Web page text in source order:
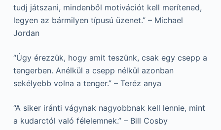
tudj játszani, mindenből motivációt kell merítened,
legyen az bármilyen típusú üzenet.” – Michael
Jordan
“Úgy érezzük, hogy amit teszünk, csak egy csepp a
tengerben. Anélkül a csepp nélkül azonban
sekélyebb volna a tenger.” – Teréz anya
“A siker iránti vágynak nagyobbnak kell lennie, mint
a kudarctól való félelemnek.” – Bill Cosby